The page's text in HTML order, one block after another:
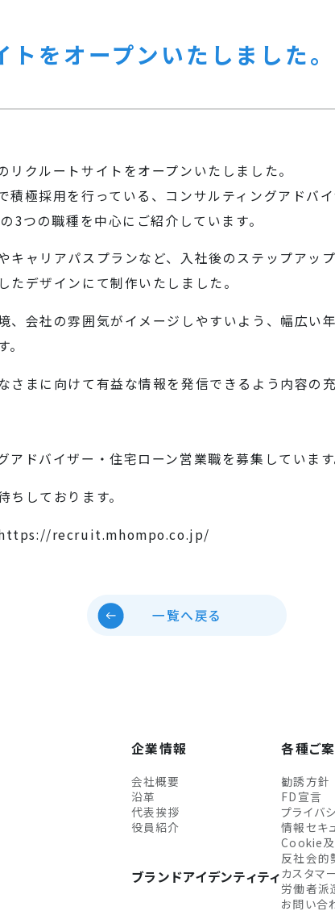
トをオープンいたしました。
リクルートサイトをオープンいたしました。
積極採用を行っている、コンサルティングアドバ
3つの職種を中心にご紹介しています。
キャリアパスプランなど、入社後のステップアッ
たデザインにて制作いたしました。
、会社の雰囲気がイメージしやすいよう、幅広い
さまに向けて有益な情報を発信できるよう内容の
アドバイザー・住宅ローン営業職を募集しています
しております。
recruit.mhompo.co.jp/
一覧へ戻る
企業情報
会社概要
沿革
代表挨拶
役員紹介
ブランドアイデンティティ
各種ご
勧誘方針
FD宣言
プライバ
情報セキ
Cookie及
反社会的
カスタマ
労働者派
お問い合